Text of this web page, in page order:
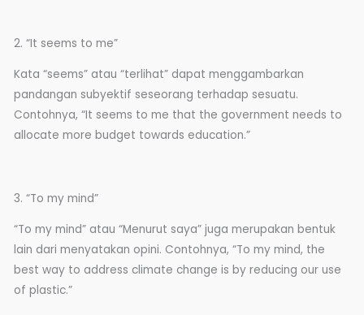
2. “It seems to me”
Kata “seems” atau “terlihat” dapat menggambarkan
pandangan subyektif seseorang terhadap sesuatu.
Contohnya, “It seems to me that the government needs to
allocate more budget towards education.”
3. “To my mind”
“To my mind” atau “Menurut saya” juga merupakan bentuk
lain dari menyatakan opini. Contohnya, “To my mind, the
best way to address climate change is by reducing our use
of plastic.”